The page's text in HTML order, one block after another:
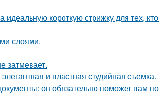
идеальную короткую стрижку для тех,
слоями.
затмевает.
и властная студийная съемка.
он обязательно поможет вам